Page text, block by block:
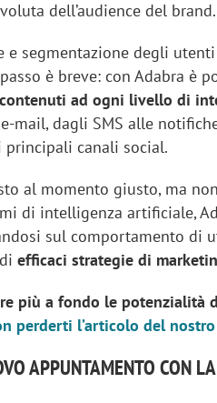
dell’audience del brand.
e segmentazione degli
è breve: con Adabra è
ad ogni livello di
mail, dagli SMS alle
principali canali social.
al momento giusto, ma
di intelligenza artificiale,
sul comportamento di
diefficaci strategie di
più a fondo le potenzialità
perderti l’articolo del
APPUNTAMENTO CON